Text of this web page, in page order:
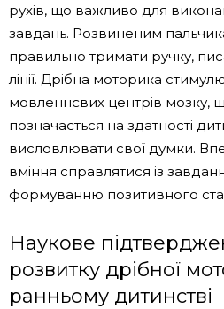
рухів, що важливо для
завдань. Розвиненим
правильно тримати ручку,
лінії. Дрібна моторика
мовленнєвих центрів мозку,
позначається на здатності
висловлювати свої думки.
вміння справлятися із
формуванню позитивного
Наукове
розвитку дрібної
ранньому дитинстві